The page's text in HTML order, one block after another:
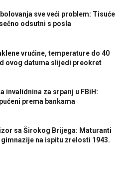
sve veći problem: Tisuće
odsutni s posla
vrućine, temperature do 40
ovog datuma slijedi preokret
invalidnina za srpanj u FBiH:
prema bankama
sa Širokog Brijega: Maturanti
gimnazije na ispitu zrelosti 1943.